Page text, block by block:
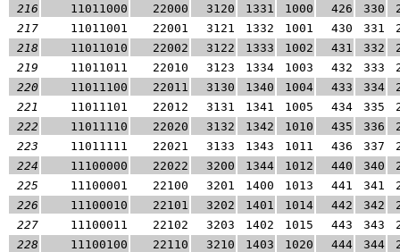
216
11011000 22000 3120 1331 1000 426 330
217
11011001 22001 3121 1332 1001 430 331
218
11011010 22002 3122 1333 1002 431 332
219
11011011 22010 3123 1334 1003 432 333
220
11011100 22011 3130 1340 1004 433 334
221
11011101 22012 3131 1341 1005 434 335
222
11011110 22020 3132 1342 1010 435 336
223
11011111 22021 3133 1343 1011 436 337
224
11100000 22022 3200 1344 1012 440 340
225
11100001 22100 3201 1400 1013 441 341
226
11100010 22101 3202 1401 1014 442 342
227
11100011 22102 3203 1402 1015 443 343
228
11100100 22110 3210 1403 1020 444 344